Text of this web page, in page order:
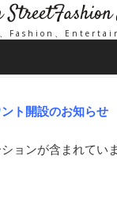
Fashion、
ト開設のお知らせ
ョンが含まれてい